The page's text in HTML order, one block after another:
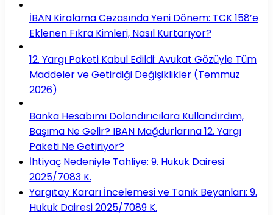
İBAN Kiralama Cezasında Yeni Dönem: TCK 158’e
Eklenen Fıkra Kimleri, Nasıl Kurtarıyor?
12. Yargı Paketi Kabul Edildi: Avukat Gözüyle Tüm
Maddeler ve Getirdiği Değişiklikler (Temmuz
2026)
Banka Hesabımı Dolandırıcılara Kullandırdım,
Başıma Ne Gelir? IBAN Mağdurlarına 12. Yargı
Paketi Ne Getiriyor?
İhtiyaç Nedeniyle Tahliye: 9. Hukuk Dairesi
2025/7083 K.
Yargıtay Kararı İncelemesi ve Tanık Beyanları: 9.
Hukuk Dairesi 2025/7089 K.